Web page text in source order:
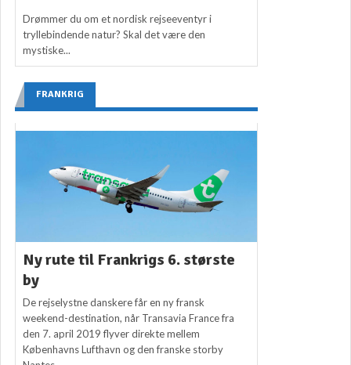
Drømmer du om et nordisk rejseeventyr i
tryllebindende natur? Skal det være den
mystiske...
FRANKRIG
Ny rute til Frankrigs 6. største
by
De rejselystne danskere får en ny fransk
weekend-destination, når Transavia France fra
den 7. april 2019 flyver direkte mellem
Københavns Lufthavn og den franske storby